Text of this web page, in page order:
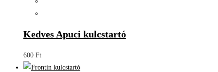
Kedves Apuci kulcstartó
600 Ft